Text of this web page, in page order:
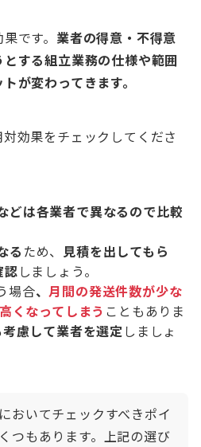
です。 業者の得意・不得意
する組立業務の仕様や範囲
が変わってきます。
効果をチェックしてくださ
どは各業者で異なるので比較
る ため、 見積を出してもら
認しましょう。
場合、月間の発送件数が少な
くなってしまう こともありま
慮して業者を選定しましょ
おいてチェックすべきポイ
つもあります。上記の選び